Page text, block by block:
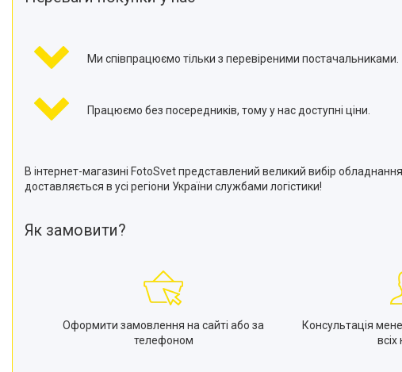
Ми співпрацюємо тільки з перевіреними постачальниками.
Працюємо без посередників, тому у нас доступні ціни.
В інтернет-магазині FotoSvet представлений великий вибір
доставляється в усі регіони України службами логістики!
Як замовити?
Оформити замовлення на сайті або за
телефоном
Консультація
всіх